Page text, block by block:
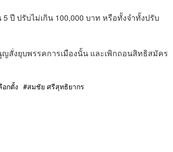
ปี ปรับไม่เกิน 100,000 บาท หรือทั้งจำทั้งปรับ
ญสั่งยุบพรรคการเมืองนั้น และเพิกถอนสิทธิสมัคร
อกตั้ง
สมชัย ศรีสุทธิยากร